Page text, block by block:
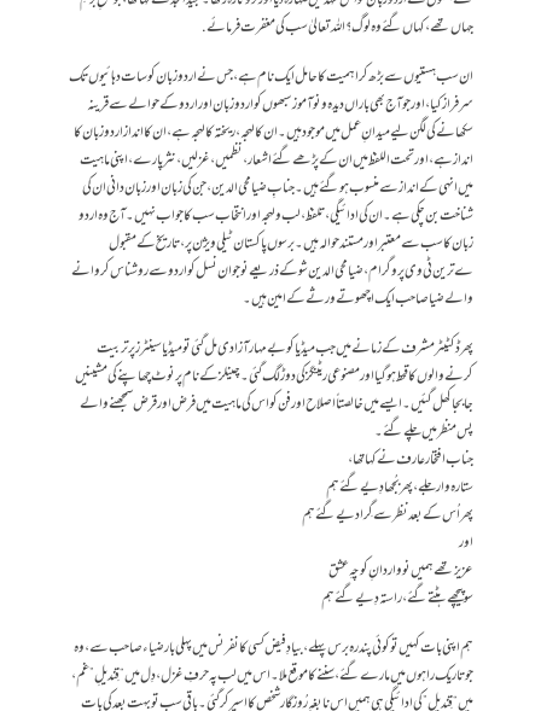
جہاں تھے ، کہاں گئے وہ لوگ؟ اللہ تعالیٰ سب کی مغفرت فرمائے.
ان سب ہستیوں سے بڑھ کر اہمیت کا حامل ایک نام ہے، جس نے اردو زبان کو سات دہائیوں تک
سرفراز کیا ، اور جو آج بھی باراں دیدہ و نو آموز سبھوں کو اردو زبان اور اردو کے حوالے سے قرینہ
سکھانے کی لگن لیے میدانِ عمل میں موجود ہیں ۔ ان کا لہجہ ، ریختہ کا لہجہ ہے، ان کا انداز اردو زبان کا
انداز ہے ، اور تحت اللفظ میں ان کے پڑھے گئے اشعار، نظمیں ، غزلیں، نثر پارے ، اپنی ماہیت
میں انہی کے انداز سے منسوب ہو گئے ہیں ۔ جنابِ ضیا محی الدین ، جن کی زبان اور زبان دانی ان کی
شناخت بن چکی ہے۔ ان کی ادائیگی ، تلفظ ، لب و لہجہ اور انتخاب سب کا جواب نہیں ۔ آج وہ اردو
زبان کا سب سے معتبر اور مستند حوالہ ہیں ۔ برسوں پاکستان ٹیلی ویژن پر ، تاریخ کے مقبول
ےترین ٹی وی پروگرام ، ضیا محی الدین شو کے ذریعے نوجوان نسل کو اردو سے روشناس کروانے
والے ضیا صاحب ایک اچھوتے ورثے کے امین ہیں۔
پھر ڈکٹیٹر مشرف کے زمانے میں جب میڈیا کو بے مہار آزادی مل گئی تو میڈیا سینٹرز پر تربیت
کرنے والوں کا قحط ہو گیا اور مصنوعی ریٹنگز کی دوڑ لگ گئی۔چینلز کے نام پر نوٹ چھاپنے کی مشینیں
جا بجا کھل گئیں۔ ایسے میں خالصتاً اصلاح اور فن کو اس کی ماہیت میں فرض اور قرض سمجھنے والے
پس منظر میں چلے گئے ۔
جناب افتخار عارف نے کہا تھا ،
ستارہ وار جلے ، پھر بُجھا دِیے گئے ہم
پھر اُس کے بعد نظر سے گِرا دیے گئے ہم
اور
عزیز تھے ہمیں نو واردانِ کوچہِ عشق
سو پیچھے ہٹتے گئے، راستہ دِیے گئے ہم
ہم اپنی بات کہیں تو کوئی پندرہ برس پہلے، بیادِ فیض کسی کانفرنس میں پہلی بار ضیاء صاحب سے ، وہ
جو تاریک راہوں میں مارے گئے ، سننے کا موقع ملا۔ اس میں لب پہ حرفِ غزل ، دِل میں “قِندیلِ” غم،
میں “قِندیل” کی ادائیگی ہی ہمیں اس نابغہِ رُوزگار شخص کا اسیر کر گئی۔ باقی سب تو بہت بعد کی بات